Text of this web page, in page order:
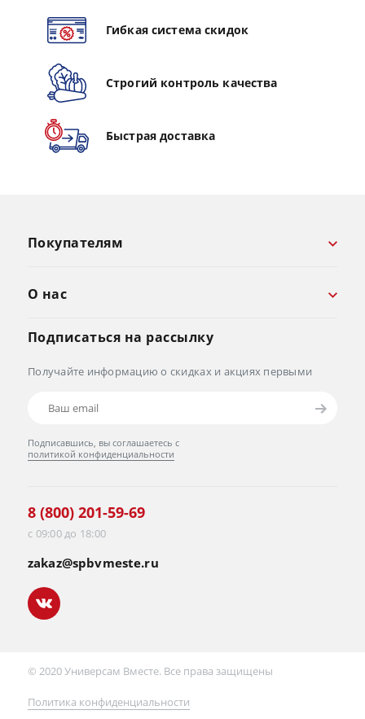
Гибкая система скидок
Строгий контроль качества
Быстрая доставка
Покупателям
О нас
Подписаться на рассылку
Получайте информацию о скидках и акциях первыми
Подписавшись, вы соглашаетесь с
политикой конфиденциальности
8 (800) 201-59-69
с 09:00 до 18:00
zakaz@spbvmeste.ru
© 2020 Универсам Вместе. Все права защищены
Политика конфиденциальности